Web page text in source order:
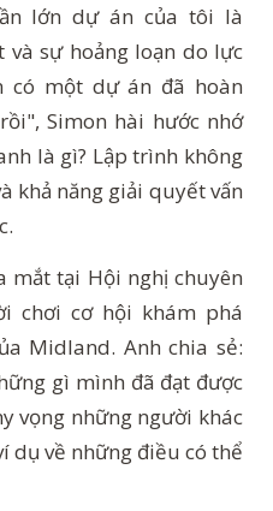
lớn dự án của tôi là
và sự hoảng loạn do lực
có một dự án đã hoàn
Simon hài hước nhớ
là gì? Lập trình không
khả năng giải quyết vấn
mắt tại Hội nghị chuyên
chơi cơ hội khám phá
Midland. Anh chia sẻ:
gì mình đã đạt được
vọng những người khác
dụ về những điều có thể